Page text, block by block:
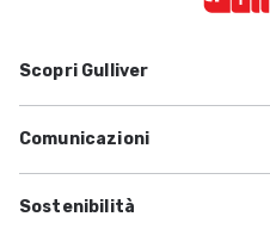
Scopri Gulliver
Comunicazioni
Sostenibilità